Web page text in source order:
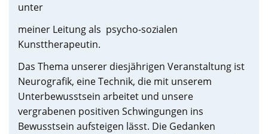
unter
meiner Leitung als psycho-sozialen
Kunsttherapeutin.
Das Thema unserer diesjährigen Veranstaltung ist
Neurografik, eine Technik, die mit unserem
Unterbewusstsein arbeitet und unsere
vergrabenen positiven Schwingungen ins
Bewusstsein aufsteigen lässt. Die Gedanken